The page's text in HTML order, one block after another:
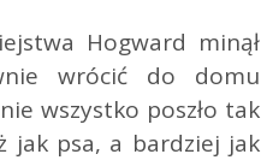
Hogward minął
wrócić do domu
wszystko poszło tak
jak psa, a bardziej jak